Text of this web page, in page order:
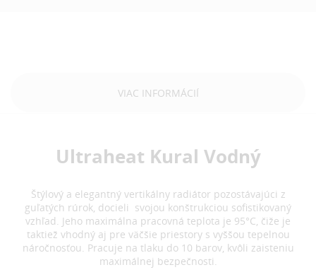
VIAC INFORMÁCIÍ
Ultraheat Kural Vodný
Štýlový a elegantný vertikálny radiátor pozostávajúci z
guľatých rúrok, docieli svojou konštrukciou sofistikovaný
vzhľad. Jeho maximálna pracovná teplota je 95°C, čiže je
taktiež vhodný aj pre väčšie priestory s vyššou tepelnou
náročnosťou. Pracuje na tlaku do 10 barov, kvôli zaisteniu
maximálnej bezpečnosti.